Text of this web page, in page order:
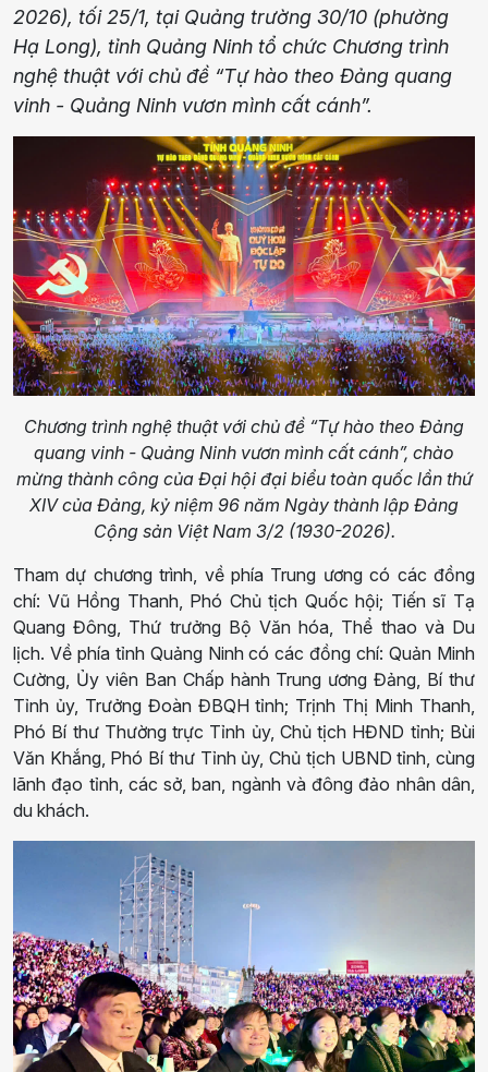
2026), tối 25/1, tại Quảng trường 30/10 (phường
Hạ Long), tỉnh Quảng Ninh tổ chức Chương trình
nghệ thuật với chủ đề “Tự hào theo Đảng quang
vinh - Quảng Ninh vươn mình cất cánh”.
Chương trình nghệ thuật với chủ đề “Tự hào theo Đảng
quang vinh - Quảng Ninh vươn mình cất cánh”, chào
mừng thành công của Đại hội đại biểu toàn quốc lần thứ
XIV của Đảng, kỷ niệm 96 năm Ngày thành lập Đảng
Cộng sản Việt Nam 3/2 (1930-2026).
Tham dự chương trình, về phía Trung ương có các đồng
chí: Vũ Hồng Thanh, Phó Chủ tịch Quốc hội; Tiến sĩ Tạ
Quang Đông, Thứ trưởng Bộ Văn hóa, Thể thao và Du
lịch. Về phía tỉnh Quảng Ninh có các đồng chí: Quản Minh
Cường, Ủy viên Ban Chấp hành Trung ương Đảng, Bí thư
Tỉnh ủy, Trưởng Đoàn ĐBQH tỉnh; Trịnh Thị Minh Thanh,
Phó Bí thư Thường trực Tỉnh ủy, Chủ tịch HĐND tỉnh; Bùi
Văn Khắng, Phó Bí thư Tỉnh ủy, Chủ tịch UBND tỉnh, cùng
lãnh đạo tỉnh, các sở, ban, ngành và đông đảo nhân dân,
du khách.